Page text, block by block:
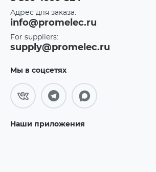
Адрес для заказа:
info@promelec.ru
For suppliers:
supply@promelec.ru
Мы в соцсетях
Наши приложения